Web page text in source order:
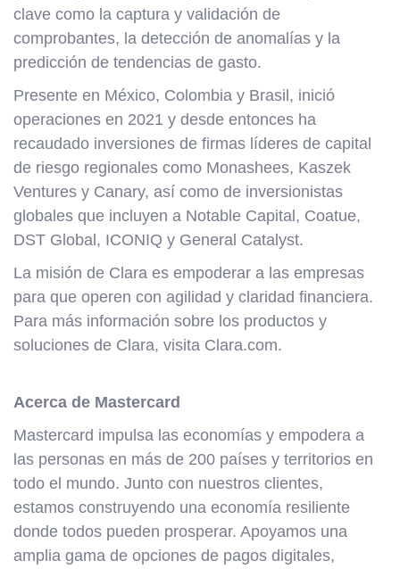
clave como la captura y validación de
comprobantes, la detección de anomalías y la
predicción de tendencias de gasto.
Presente en México, Colombia y Brasil, inició
operaciones en 2021 y desde entonces ha
recaudado inversiones de firmas líderes de capital
de riesgo regionales como Monashees, Kaszek
Ventures y Canary, así como de inversionistas
globales que incluyen a Notable Capital, Coatue,
DST Global, ICONIQ y General Catalyst.
La misión de Clara es empoderar a las empresas
para que operen con agilidad y claridad financiera.
Para más información sobre los productos y
soluciones de Clara, visita Clara.com.
Acerca de Mastercard
Mastercard impulsa las economías y empodera a
las personas en más de 200 países y territorios en
todo el mundo. Junto con nuestros clientes,
estamos construyendo una economía resiliente
donde todos pueden prosperar. Apoyamos una
amplia gama de opciones de pagos digitales,